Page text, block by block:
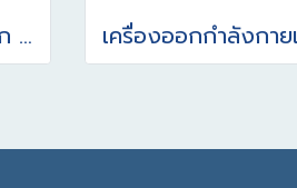
เครื่องออกกำลังกายเด็ก บิดบริหารเอวแบบ 1 ที่